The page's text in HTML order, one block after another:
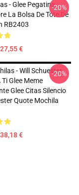
- Glee Pegatina
La Bolsa De Tote De
RB2403
€
-20%
- Will Schuester,
Ti Glee Meme
Glee Citas Silencio
Quote Mochila
€
-20%